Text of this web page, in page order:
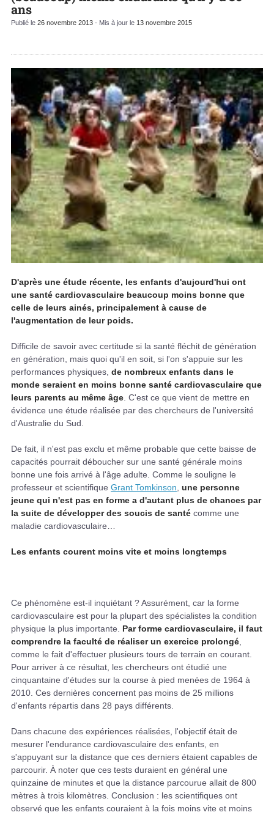
ans
Publié le 26 novembre 2013 - Mis à jour le 13 novembre 2015
D'après une étude récente, les enfants d'aujourd'hui ont
une santé cardiovasculaire beaucoup moins bonne que
celle de leurs ainés, principalement à cause de
l'augmentation de leur poids.
Difficile de savoir avec certitude si la santé fléchit de génération
en génération, mais quoi qu'il en soit, si l'on s'appuie sur les
performances physiques, de nombreux enfants dans le
monde seraient en moins bonne santé cardiovasculaire que
leurs parents au même âge . C'est ce que vient de mettre en
évidence une étude réalisée par des chercheurs de l'université
d'Australie du Sud.
De fait, il n'est pas exclu et même probable que cette baisse de
capacités pourrait déboucher sur une santé générale moins
bonne une fois arrivé à l'âge adulte. Comme le souligne le
professeur et scientifique Grant Tomkinson une personne
jeune qui n'est pas en forme a d'autant plus de chances par
la suite de développer des soucis de santé comme une
maladie cardiovasculaire…
Les enfants courent moins vite et moins longtemps
Ce phénomène est-il inquiétant ? Assurément, car la forme
cardiovasculaire est pour la plupart des spécialistes la condition
physique la plus importante. Par forme cardiovasculaire, il faut
comprendre la faculté de réaliser un exercice prolongé
comme le fait d'effectuer plusieurs tours de terrain en courant.
Pour arriver à ce résultat, les chercheurs ont étudié une
cinquantaine d'études sur la course à pied menées de 1964 à
2010. Ces dernières concernent pas moins de 25 millions
d'enfants répartis dans 28 pays différents.
Dans chacune des expériences réalisées, l'objectif était de
mesurer l'endurance cardiovasculaire des enfants, en
s'appuyant sur la distance que ces derniers étaient capables de
parcourir. À noter que ces tests duraient en général une
quinzaine de minutes et que la distance parcourue allait de 800
mètres à trois kilomètres. Conclusion : les scientifiques ont
observé que les enfants couraient à la fois moins vite et moins